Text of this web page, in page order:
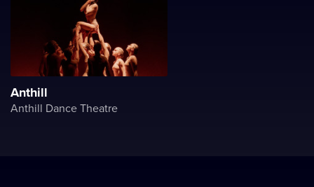
Anthill
Anthill Dance Theatre